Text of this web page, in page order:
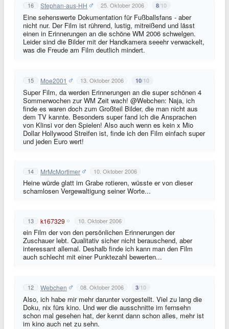
16 Stephan-aus-HH 25. Oktober 2006 8/10
Eine sehenswerte Dokumentation für Fußballsfans - aber
nicht nur. Der Film ist rührend, lustig, mitreißend und lässt
einen in Erinnerungen an die schöne WM 2006 schwelgen.
Leider sind die Bilder mit der Handkamera seeehr verwackelt,
was die Freude am Film deutlich mindert.
15 Moe2001 13. Oktober 2006 10/10
Super Film, da werden Erinnerungen an die super schönen 4
Sommerwochen zur WM Zeit wach! @Webchen: Naja, ich
finde es waren doch zum Großteil Bilder, die man nicht aus
dem TV kannte. Besonders super fand ich die Ansprachen
von Klinsi vor den Spielen! Also auch wenn es kein x Mio
Dollar Hollywood Streifen ist, finde ich den Film einfach super
und jeden Euro wert!
14 MrMcMortimer 10. Oktober 2006
Heine würde glatt im Grabe rotieren, wüsste er von dieser
schamlosen Vergewaltigung seiner Worte...
13 k167329 10. Oktober 2006
ein Film der von den persönlichen Erinnerungen der
Zuschauer lebt. Qualitativ sicher nicht berauschend, aber
interessant allemal. Deshalb finde ich kann man den Film
auch schlecht mit einer Punktezahl bewerten...
12 Webchen 08. Oktober 2006 3/10
Also, ich habe mir mehr darunter vorgestellt. Viel zu lang die
Doku, nix fürs kino. Und wer die ausschnitte im fernsehn
schon mal gesehen hat, der kennt dann schon alles, mehr ist
im kino auch net zu sehn.